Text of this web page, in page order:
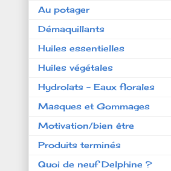
Au potager
Démaquillants
Huiles essentielles
Huiles végétales
Hydrolats - Eaux florales
Masques et Gommages
Motivation/bien être
Produits terminés
Quoi de neuf Delphine ?